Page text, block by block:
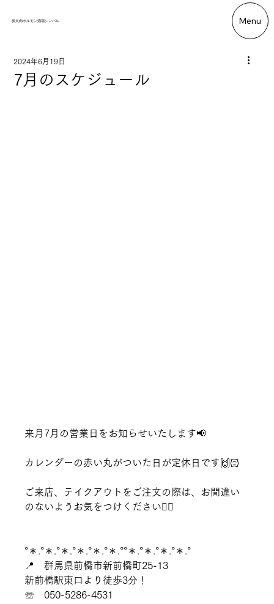
炭火肉ホルモン酒場シンバル Menu
7月のスケジュール
2024年6月19日
来月7月の営業日をお知らせいたします📢
カレンダーの赤い丸がついた日が定休日です🙌🏻
ご来店、テイクアウトをご注文の際は、お間違い
のないようお気をつけください🙇‍♀️
°＊.°＊.°＊.°＊.°＊.°＊.°°＊.°＊.°＊.°＊.°
📍　群馬県前橋市新前橋町25-13
新前橋駅東口より徒歩3分！
☏　050-5286-4531